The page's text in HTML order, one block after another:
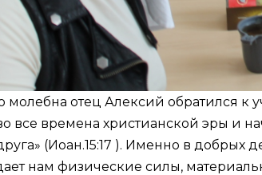
молебна отец Алексий обратился к
все времена христианской эры и
(Иоан.15:17 ). Именно в добрых
нам физические силы,